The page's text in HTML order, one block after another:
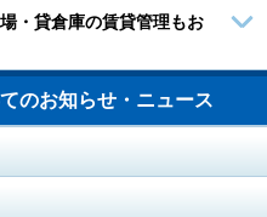
・貸倉庫の賃貸管理もお
のお知らせ・ニュース